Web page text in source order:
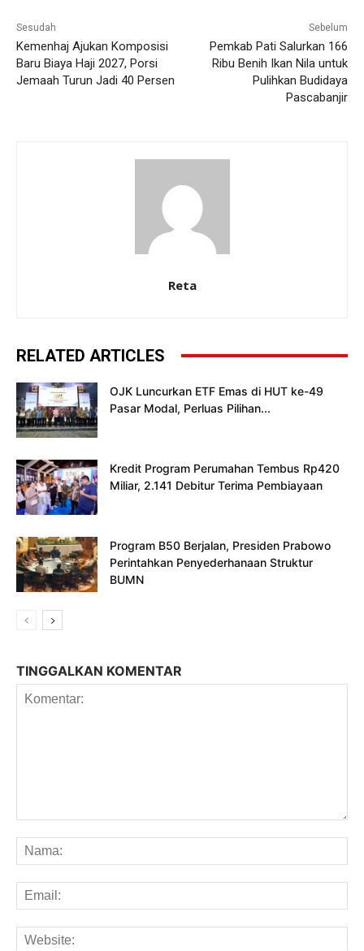
Sesudah
Kemenhaj Ajukan Komposisi
Baru Biaya Haji 2027, Porsi
Jemaah Turun Jadi 40 Persen
Sebelum
Pemkab Pati Salurkan 166
Ribu Benih Ikan Nila untuk
Pulihkan Budidaya
Pascabanjir
Reta
RELATED ARTICLES
OJK Luncurkan ETF Emas di HUT ke-49
Pasar Modal, Perluas Pilihan...
Kredit Program Perumahan Tembus Rp420
Miliar, 2.141 Debitur Terima Pembiayaan
Program B50 Berjalan, Presiden Prabowo
Perintahkan Penyederhanaan Struktur
BUMN
TINGGALKAN KOMENTAR